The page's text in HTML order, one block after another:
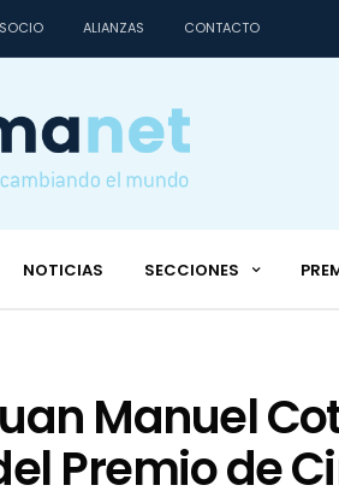
ALIANZAS CONTACTO
NOTICIAS SECCIONES
Manuel
Premio de